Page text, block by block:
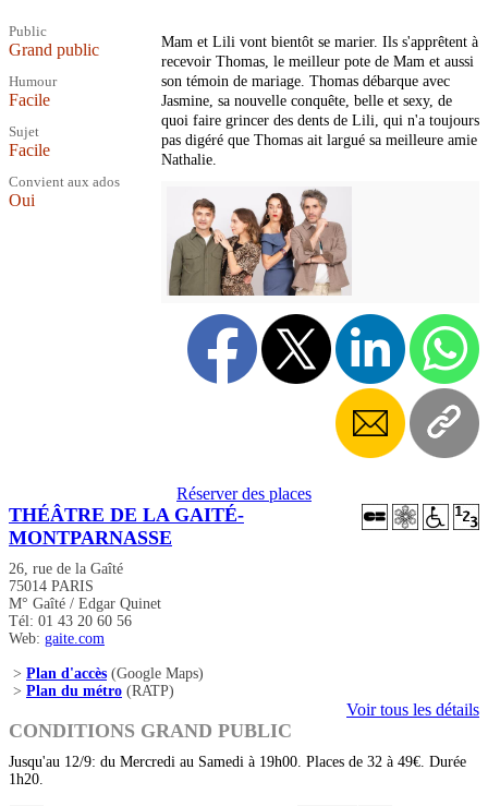
Public
Grand public
Humour
Facile
Sujet
Facile
Convient aux ados
Oui
Mam et Lili vont bientôt se marier. Ils s'apprêtent à
recevoir Thomas, le meilleur pote de Mam et aussi
son témoin de mariage. Thomas débarque avec
Jasmine, sa nouvelle conquête, belle et sexy, de
quoi faire grincer des dents de Lili, qui n'a toujours
pas digéré que Thomas ait largué sa meilleure amie
Nathalie.
Réserver des places
THÉÂTRE DE LA GAITÉ-
MONTPARNASSE
26, rue de la Gaîté
75014 PARIS
M° Gaîté / Edgar Quinet
Tél: 01 43 20 60 56
Web: gaite.com
> Plan d'accès (Google Maps)
> Plan du métro (RATP)
Voir tous les détails
CONDITIONS GRAND PUBLIC
Jusqu'au 12/9: du Mercredi au Samedi à 19h00. Places de 32 à 49€. Durée
1h20.